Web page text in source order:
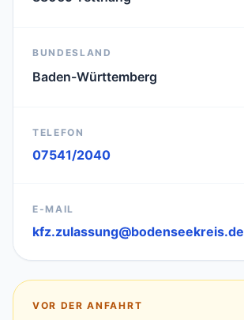
BUNDESLAND
Baden-Württemberg
TELEFON
07541/2040
E-MAIL
kfz.zulassung@bodenseekreis.de
VOR DER ANFAHRT